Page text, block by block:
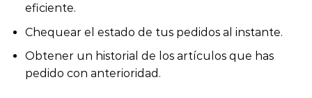
eficiente.
Chequear el estado de tus pedidos al instante.
Obtener un historial de los artículos que has
pedido con anterioridad.